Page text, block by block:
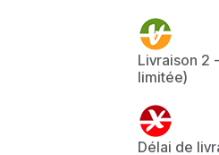
Livraison 2
limitée)
Délai de